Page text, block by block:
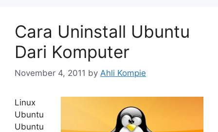
Cara Uninstall Ubuntu
Dari Komputer
November 4, 2011 by Ahli Kompie
Linux
Ubuntu
Ubuntu